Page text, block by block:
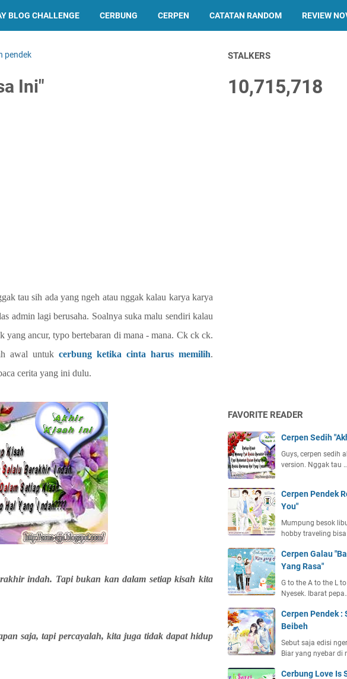
BLOG CHALLENGE CERBUNG CERPEN CATATAN RANDOM REVIEW
pendek
Ini"
tau sih ada yang ngeh atau nggak kalau karya karya
admin lagi berusaha. Soalnya suka malu sendiri kalau
ancur, typo bertebaran di mana - mana. Ck ck ck.
awal untuk cerbung ketika cinta harus memilih.
cerita yang ini dulu.
indah. Tapi bukan kan dalam setiap kisah kita
saja, tapi percayalah, kita juga tidak dapat hidup
STALKERS
10,715,718
FAVORITE READER
Cerpen Sedih
Guys, cerpen sedih
version. Nggak tau …
Cerpen Pendek
You"
Mumpung besok
hobby traveling
Cerpen Galau
Yang Rasa"
G to the A to the L
Nyesek. Ibarat
Cerpen Pendek :
Beibeh
Sebut saja edisi
Biar yang nyebar di
Cerbung Love Is